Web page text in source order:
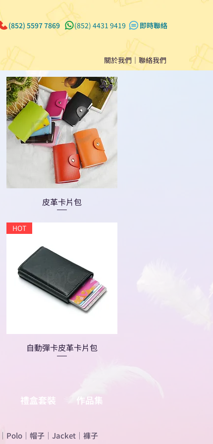
(852) 5597 7869 (852) 4431 9419 ​即時聯絡
關於我們 ｜聯絡我們
皮革卡片包
HOT
自動彈卡皮革卡片包
禮盒套裝 作品集
｜ Polo ｜ 帽子 ｜ Jacket ｜ 褲子